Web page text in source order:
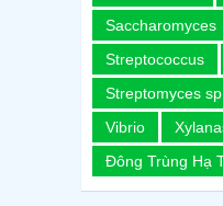
Saccharomyces
Streptococcus
Streptomyces sp
Vibrio
Đông Trùng Hạ